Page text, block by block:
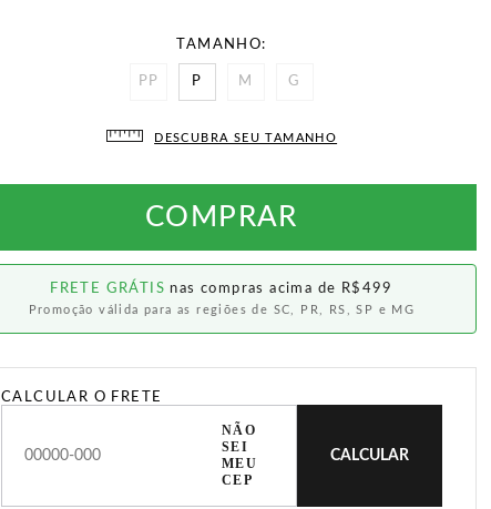
TAMANHO
PP P M G
DESCUBRA SEU TAMANHO
COMPRAR
FRETE GRÁTIS nas compras acima de R$499
Promoção válida para as regiões de SC, PR, RS, SP e MG
CALCULAR O FRETE
NÃO
SEI
MEU
CEP
CALCULAR